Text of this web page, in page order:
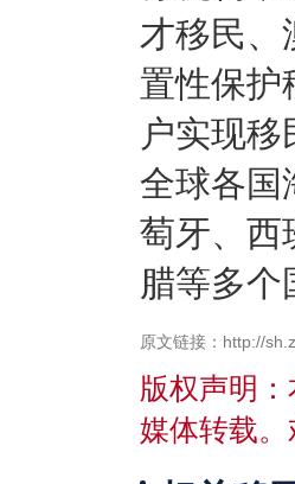
才移民、
置性保护
户实现
全球各国
萄牙、西
腊等多
原文链接：http://
版权声明
媒体转载